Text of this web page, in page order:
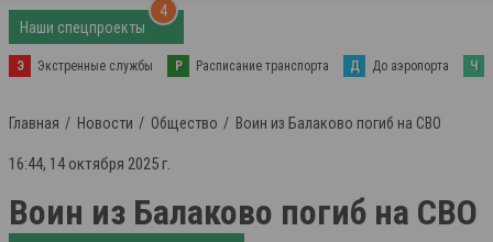
Наши спецпроекты
4
Э Экстренные службы Р Расписание транспорта Д До аэропорта Ч
Главная Новости Общество Воин из Балаково погиб на СВО
16:44, 14 октября 2025 г.
Воин из Балаково погиб на СВО